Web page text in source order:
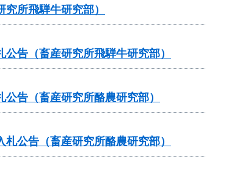
所飛騨牛研究部）
告（畜産研究所飛騨牛研究部）
告（畜産研究所酪農研究部）
公告（畜産研究所酪農研究部）